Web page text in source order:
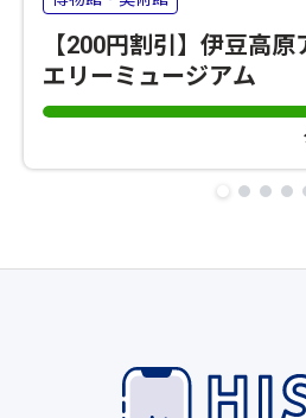
【200円割引】伊豆高
エリーミュージアム